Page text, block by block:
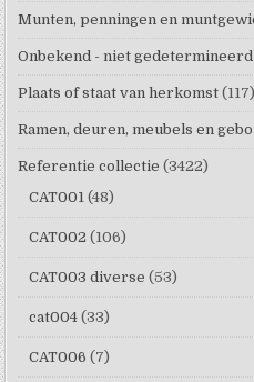
Munten, penningen en
Onbekend - niet gedetermineerd
Plaats of staat van herkomst (117)
Ramen, deuren, meubels en
Referentie collectie (3422)
CAT001 (48)
CAT002 (106)
CAT003 diverse (53)
cat004 (33)
CAT006 (7)